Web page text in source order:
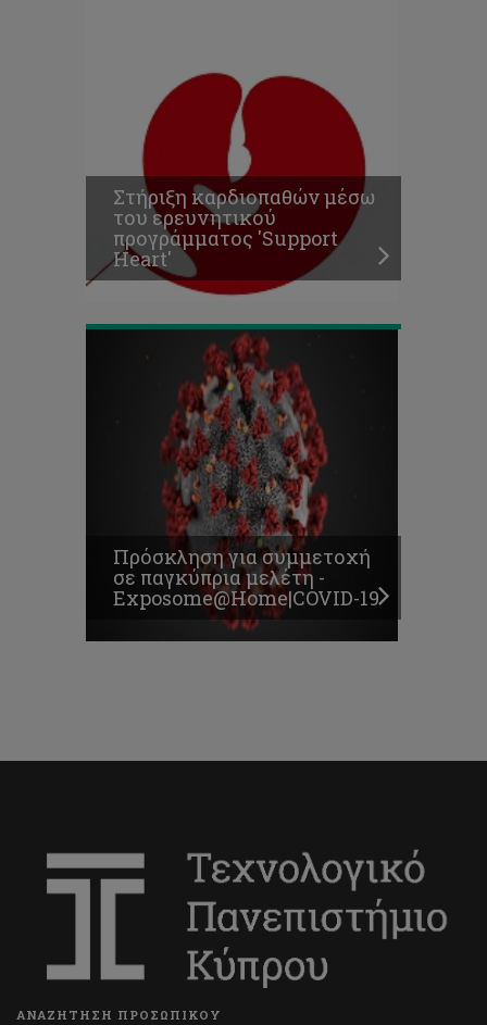
Στήριξη καρδιοπαθών μέσω
του ερευνητικού
προγράμματος 'Support
Heart'
Πρόσκληση
συμμετοχή
σε
παγκύπρια
μελέτη
-
Exposome@Home|COVID-
19
Πρόσκληση για συμμετοχή
σε παγκύπρια μελέτη -
Exposome@Home|COVID-19
ΑΝΑΖΗΤΗΣΗ ΠΡΟΣΩΠΙΚΟΥ